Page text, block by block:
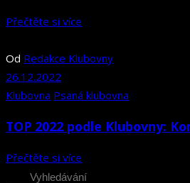
Přečtěte si více
Od Redakce Klubovny
26.12.2022
Klubovna Psaná klubovna
TOP 2022 podle Klubovny:
Přečtěte si více
Search